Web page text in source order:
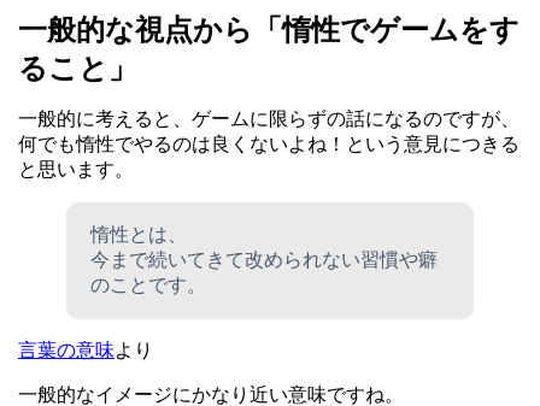
一般的な視点から「惰性でゲームをす
ること」
一般的に考えると、ゲームに限らずの話になるのですが、
何でも惰性でやるのは良くないよね！という意見につきる
と思います。
惰性とは、
今まで続いてきて改められない習慣や癖
のことです。
言葉の意味より
一般的なイメージにかなり近い意味ですね。